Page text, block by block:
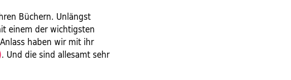
Büchern. Unlängst
einem der wichtigsten
haben wir mit ihr
. Und die sind allesamt sehr